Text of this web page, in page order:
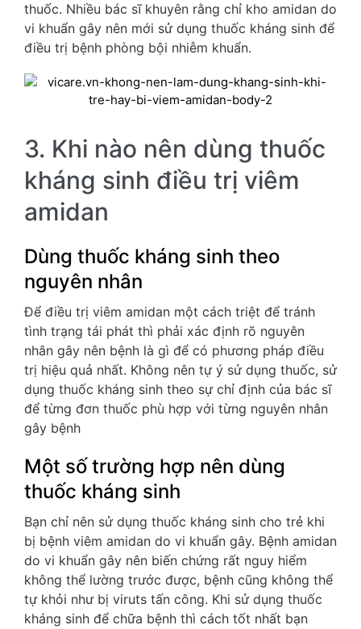
thuốc. Nhiều bác sĩ khuyên rằng chỉ kho amidan do
vi khuẩn gây nên mới sử dụng thuốc kháng sinh để
điều trị bệnh phòng bội nhiễm khuẩn.
3. Khi nào nên dùng thuốc
kháng sinh điều trị viêm
amidan
Dùng thuốc kháng sinh theo
nguyên nhân
Để điều trị viêm amidan một cách triệt để tránh
tình trạng tái phát thì phải xác định rõ nguyên
nhân gây nên bệnh là gì để có phương pháp điều
trị hiệu quả nhất. Không nên tự ý sử dụng thuốc, sử
dụng thuốc kháng sinh theo sự chỉ định của bác sĩ
để từng đơn thuốc phù hợp với từng nguyên nhân
gây bệnh
Một số trường hợp nên dùng
thuốc kháng sinh
Bạn chỉ nên sử dụng thuốc kháng sinh cho trẻ khi
bị bệnh viêm amidan do vi khuẩn gây. Bệnh amidan
do vi khuẩn gây nên biến chứng rất nguy hiểm
không thể lường trước được, bệnh cũng không thể
tự khỏi như bị viruts tấn công. Khi sử dụng thuốc
kháng sinh để chữa bệnh thì cách tốt nhất bạn